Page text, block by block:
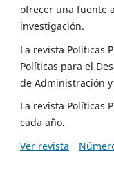
ofrecer una fuente
investigación.
La revista Políticas
Políticas para el
de Administración
La revista Políticas
cada año.
Ver revista